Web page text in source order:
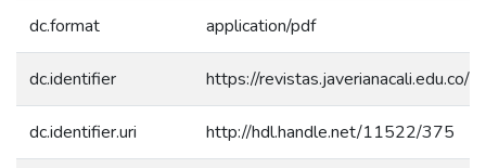
dc.format application/pdf
dc.identifier https://revistas.javerianacali.edu.co/
dc.identifier.uri http://hdl.handle.net/11522/375